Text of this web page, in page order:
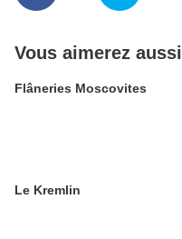
Vous aimerez aussi
Flâneries Moscovites
Le Kremlin